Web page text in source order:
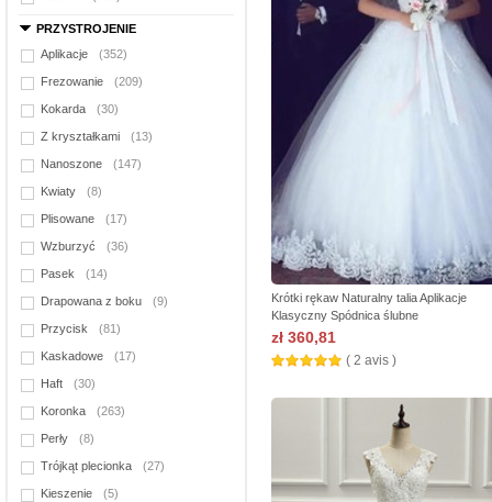
PRZYSTROJENIE
Aplikacje
(352)
Frezowanie (209)
Kokarda (30)
Z kryształkami (13)
Nanoszone (147)
Kwiaty (8)
Plisowane (17)
Wzburzyć (36)
Pasek (14)
Drapowana z boku (9)
Przycisk (81)
Kaskadowe (17)
Haft (30)
Koronka (263)
Perły (8)
Trójkąt plecionka (27)
Kieszenie (5)
Krótki rękaw Naturalny talia Aplikacje
Klasyczny Spódnica ślubne
zł 360,81
( 2 avis )